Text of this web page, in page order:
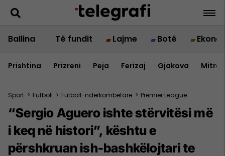
Ballina Të fundit Lajme Botë
Prishtina Prizreni Peja Ferizaj Gjakova
Sport > Futboll > Futboll-nderkombetare > Premier League
“Sergio Aguero ishte stërvitësi më
i keq në histori”, kështu e
përshkruan ish-bashkëlojtari te